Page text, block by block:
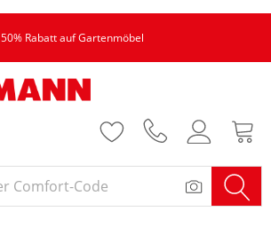
50% Rabatt auf Gartenmöbel